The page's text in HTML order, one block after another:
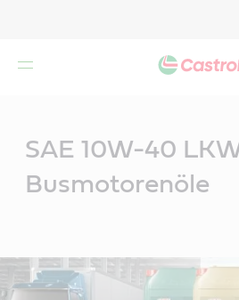
SAE 10W-40
Busmotorenöle